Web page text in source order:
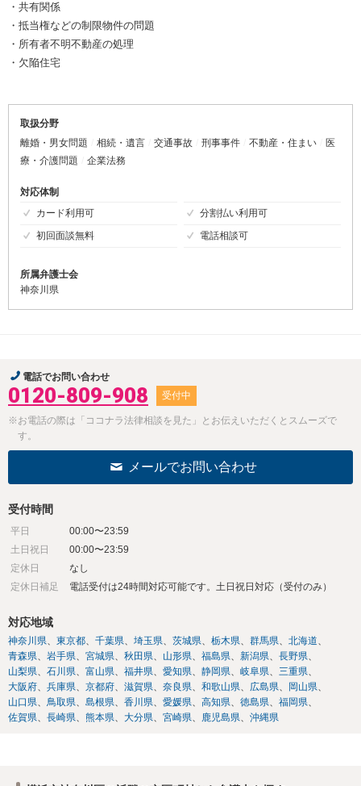
・共有関係
・抵当権などの制限物件の問題
・所有者不明不動産の処理
・欠陥住宅
取扱分野
離婚・男女問題
相続・遺言 交通事故 刑事事件 不動産・住まい
医
療・介護問題
企業法務
対応体制
カード利用可
分割払い利用可
初回面談無料
電話相談可
所属弁護士会
神奈川県
電話でお問い合わせ
0120-809-908 受付中
※お電話の際は「ココナラ法律相談を見た」とお伝えいただくとスムーズで
す。
メールでお問い合わせ
受付時間
平日
00:00〜23:59
土日祝日
00:00〜23:59
定休日
なし
定休日補足
電話受付は24時間対応可能です。土日祝日対応（受付のみ）
対応地域
神奈川県 東京都 千葉県 埼玉県 茨城県 栃木県 群馬県
北海道
青森県
岩手県 宮城県 秋田県 山形県 福島県 新潟県
長野県
山梨県
石川県 富山県 福井県 愛知県 静岡県 岐阜県
三重県
大阪府
兵庫県 京都府 滋賀県 奈良県 和歌山県 広島県
岡山県
山口県
鳥取県 島根県 香川県 愛媛県 高知県 徳島県
福岡県
佐賀県
長崎県 熊本県 大分県 宮崎県 鹿児島県 沖縄県